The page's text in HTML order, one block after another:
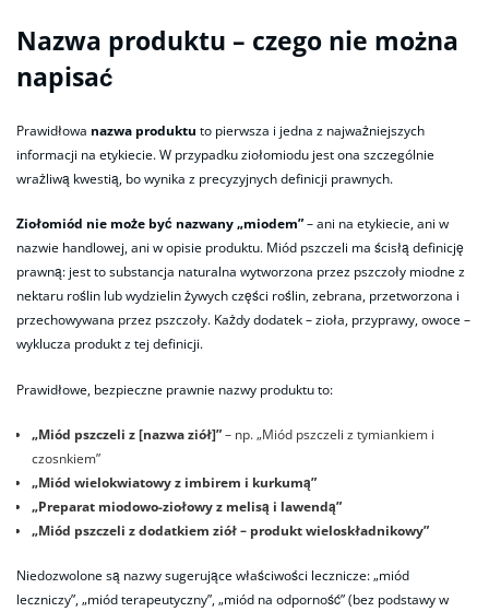
Nazwa produktu – czego nie można
napisać
Prawidłowa nazwa produktu to pierwsza i jedna z najważniejszych
informacji na etykiecie. W przypadku ziołomiodu jest ona szczególnie
wrażliwą kwestią, bo wynika z precyzyjnych definicji prawnych.
Ziołomiód nie może być nazwany „miodem”– ani na etykiecie, ani w
nazwie handlowej, ani w opisie produktu. Miód pszczeli ma ścisłą definicję
prawną: jest to substancja naturalna wytworzona przez pszczoły miodne z
nektaru roślin lub wydzielin żywych części roślin, zebrana, przetworzona i
przechowywana przez pszczoły. Każdy dodatek – zioła, przyprawy, owoce –
wyklucza produkt z tej definicji.
Prawidłowe, bezpieczne prawnie nazwy produktu to:
„Miód pszczeli z [nazwa ziół]”– np. „Miód pszczeli z tymiankiem i
czosnkiem”
„Miód wielokwiatowy z imbirem i kurkumą”
„Preparat miodowo-ziołowy z melisą i lawendą”
„Miód pszczeli z dodatkiem ziół – produkt wieloskładnikowy”
Niedozwolone są nazwy sugerujące właściwości lecznicze: „miód
leczniczy”, „miód terapeutyczny”, „miód na odporność” (bez podstawy w